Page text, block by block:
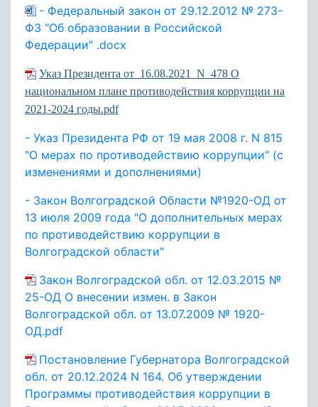
- Федеральный закон от 29.12.2012 № 273-
ФЗ "Об образовании в Российской
Федерации" .docx
Указ Президента от_16.08.2021_N_478 О
национальном плане противодействия коррупции на
2021-2024 годы.pdf
- Указ Президента РФ от 19 мая 2008 г. N 815
"О мерах по противодействию коррупции" (с
изменениями и дополнениями)
- Закон Волгоградской Области №1920-ОД от
13 июля 2009 года "О дополнительных мерах
по противодействию коррупции в
Волгоградской области"
Закон Волгоградской обл. от 12.03.2015 №
25-ОД О внесении измен. в Закон
Волгоградской обл. от 13.07.2009 № 1920-
ОД.pdf
Постановление Губернатора Волгоградской
обл. от 20.12.2024 N 164. Об утверждении
Программы противодействия коррупции в